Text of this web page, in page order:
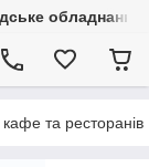
обладнання
та ресторанів